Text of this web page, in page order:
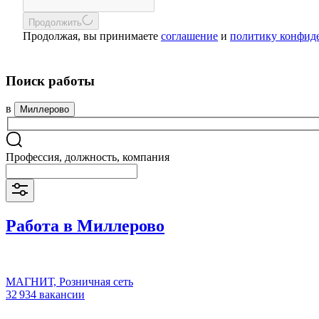
Продолжить
Продолжая, вы принимаете соглашение и политику
Поиск работы
в Миллерово
Профессия, должность, компания
Работа в Миллерово
МАГНИТ, Розничная сеть
32 934 вакансии